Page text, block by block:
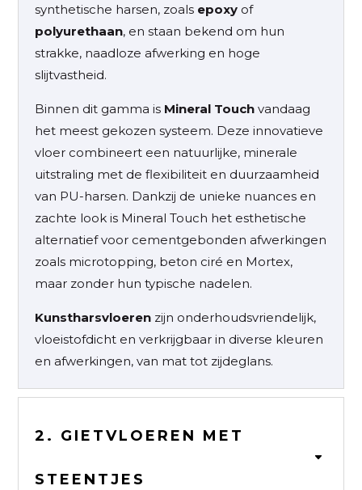
synthetische harsen, zoals epoxy of
polyurethaan, en staan bekend om hun
strakke, naadloze afwerking en hoge
slijtvastheid.
Binnen dit gamma is Mineral Touch vandaag
het meest gekozen systeem. Deze innovatieve
vloer combineert een natuurlijke, minerale
uitstraling met de flexibiliteit en duurzaamheid
van PU-harsen. Dankzij de unieke nuances en
zachte look is Mineral Touch het esthetische
alternatief voor cementgebonden afwerkingen
zoals microtopping, beton ciré en Mortex,
maar zonder hun typische nadelen.
Kunstharsvloeren zijn onderhoudsvriendelijk,
vloeistofdicht en verkrijgbaar in diverse kleuren
en afwerkingen, van mat tot zijdeglans.
2. GIETVLOEREN MET
STEENTJES